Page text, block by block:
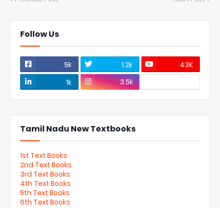
Follow Us
5k 1.2k
43K
1k
3.5k
Tamil Nadu New Textbooks
1st Text Books
2nd Text Books
3rd Text Books
4th Text Books
5th Text Books
6th Text Books